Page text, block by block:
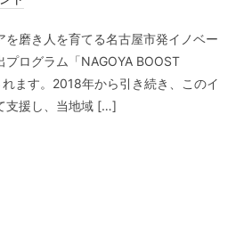
を磨き人を育てる名古屋市発イノベー
プログラム「NAGOYA BOOST
ます。2018年から引き続き、このイ
支援し、当地域 […]